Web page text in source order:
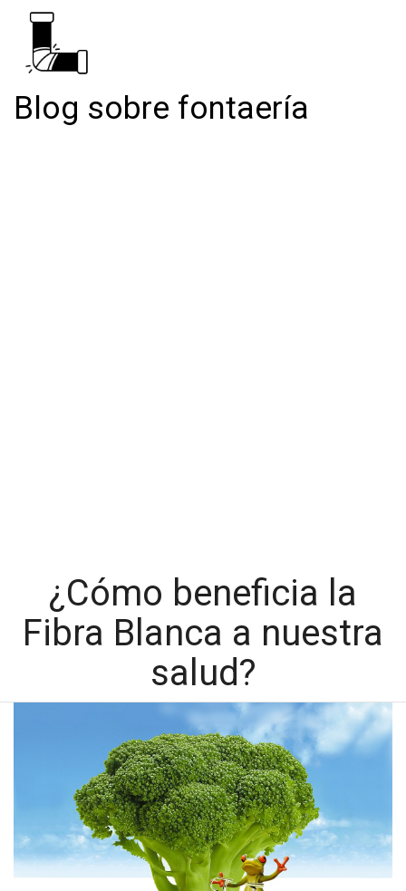
Blog sobre fontaería
¿Cómo beneficia la
Fibra Blanca a nuestra
salud?